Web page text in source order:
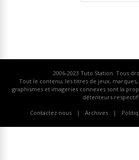
2006-2023 Tuto Station . Tous
Tout le contenu, les titres de jeux,
graphismes et imageries connexes sont la
détenteurs
Contactez nous Archives